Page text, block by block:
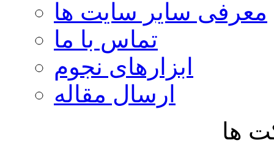
معرفی سایر سایت ها
تماس با ما
ابزارهای نجوم
ارسال مقاله
ها